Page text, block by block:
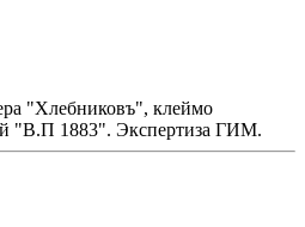
"Хлебниковъ", клеймо
"В.П 1883". Экспертиза ГИМ.